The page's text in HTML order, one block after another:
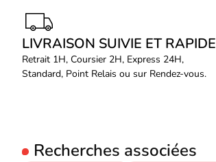
LIVRAISON SUIVIE ET RAPIDE
Retrait 1H, Coursier 2H, Express 24H,
Standard, Point Relais ou sur Rendez-vous.
Recherches associées